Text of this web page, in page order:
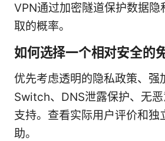
VPN通过加密隧道保护数据隐
取的概率。
如何选择一个相对安全的
优先考虑透明的隐私政策、强
Switch、DNS泄露保护、无
支持。查看实际用户评价和独
助。